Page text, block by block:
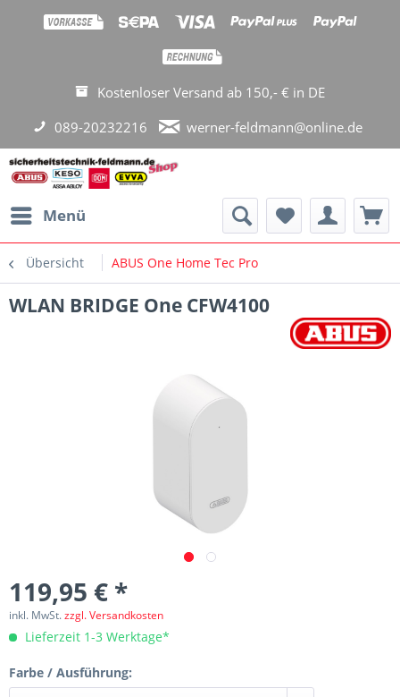
Kostenloser Versand ab 150,- € in DE
089-20232216
werner-feldmann@online.de
Menü
Übersicht ABUS One Home Tec Pro
WLAN BRIDGE One CFW4100
119,95 € *
inkl. MwSt.zzgl. Versandkosten
Lieferzeit 1-3 Werktage*
Farbe / Ausführung: